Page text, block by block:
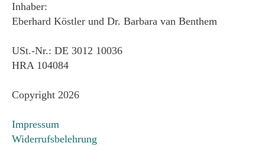
Inhaber:
Eberhard Köstler und Dr. Barbara van Benthem
USt.-Nr.: DE 3012 10036
HRA 104084
Copyright 2026
Impressum
Widerrufsbelehrung